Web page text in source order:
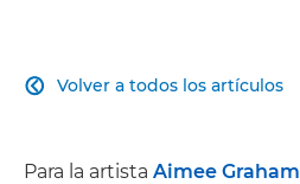
Volver a todos los artículos

Para la artista Aimee Graham